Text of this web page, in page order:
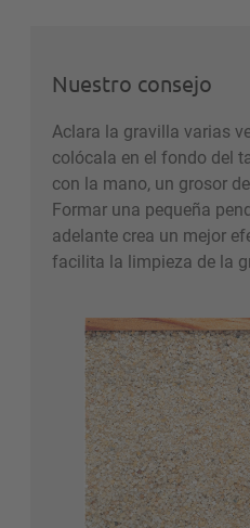
Nuestro consejo
Aclara la gravilla varias
colócala en el fondo del
con la mano, un grosor
Formar una pequeña
adelante crea un mejor
facilita la limpieza de la